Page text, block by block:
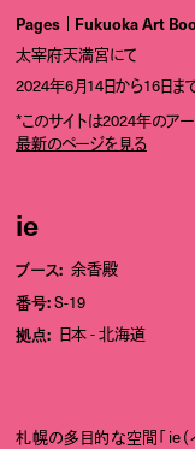
Pages Fukuoka Art
太宰府天満宮にて
2024年6月14日から16日ま
*このサイトは2024年のアー
最新のページを見る
ie
ブース: 余香殿
番号:S-19
拠点: 日本 北海道
札幌の多目的な空間「ie